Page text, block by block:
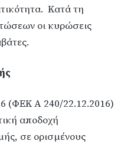
Κατά τη
οι κυρώσεις
(ΦΕΚ Α 240/22.12.2016)
αποδοχή
σε ορισμένους